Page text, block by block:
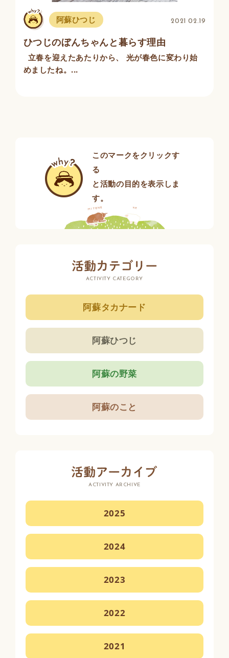
阿蘇ひつじ 2021 02.19
ひつじのぼんちゃんと暮らす理由
立春を迎えたあたりから、 光が春色に変わり始
めましたね。...
このマークをクリックす
る
と活動の目的を表示しま
す。
ACTIVITY CATEGORY
阿蘇タカナード
阿蘇ひつじ
阿蘇の野菜
阿蘇のこと
ACTIVITY ARCHIVE
2025
2024
2023
2022
2021